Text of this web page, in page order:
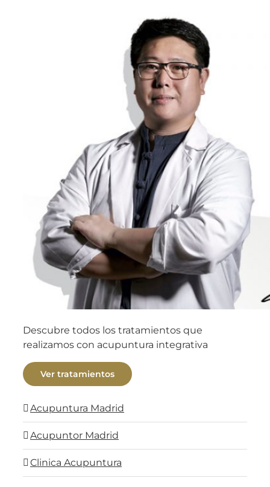
Descubre todos los tratamientos que
realizamos con acupuntura integrativa
Ver tratamientos
Acupuntura Madrid
Acupuntor Madrid
Clinica Acupuntura